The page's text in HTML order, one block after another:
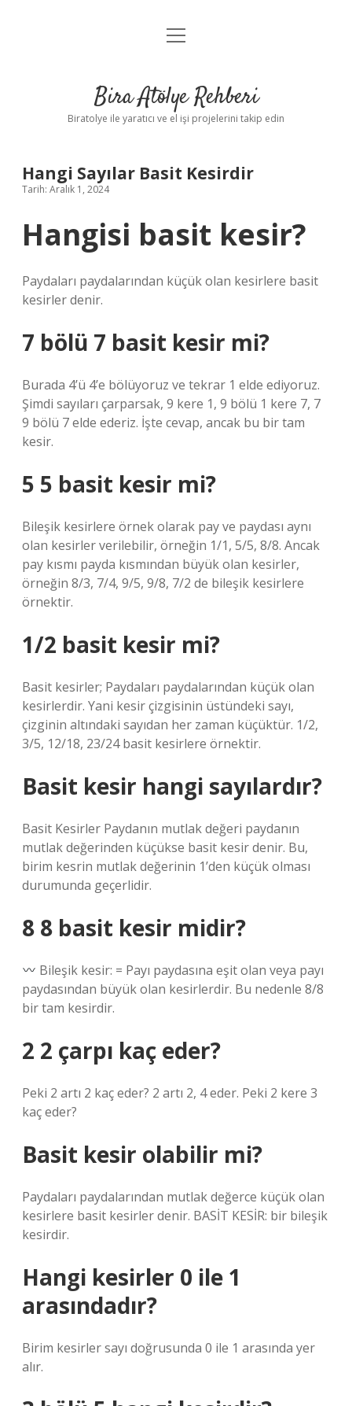
Anasayfa
Yasal Uyarı
menüyü
Bira Atölye Rehberi
Biratolye ile yaratıcı ve el işi projelerini takip edin
Hangi Sayılar Basit Kesirdir
Tarih: Aralık 1, 2024
Hangisi basit kesir?
Paydaları paydalarından küçük olan kesirlere basit
kesirler denir.
7 bölü 7 basit kesir mi?
Burada 4’ü 4’e bölüyoruz ve tekrar 1 elde ediyoruz.
Şimdi sayıları çarparsak, 9 kere 1, 9 bölü 1 kere 7, 7
9 bölü 7 elde ederiz. İşte cevap, ancak bu bir tam
kesir.
5 5 basit kesir mi?
Bileşik kesirlere örnek olarak pay ve paydası aynı
olan kesirler verilebilir, örneğin 1/1, 5/5, 8/8. Ancak
pay kısmı payda kısmından büyük olan kesirler,
örneğin 8/3, 7/4, 9/5, 9/8, 7/2 de bileşik kesirlere
örnektir.
1/2 basit kesir mi?
Basit kesirler; Paydaları paydalarından küçük olan
kesirlerdir. Yani kesir çizgisinin üstündeki sayı,
çizginin altındaki sayıdan her zaman küçüktür. 1/2,
3/5, 12/18, 23/24 basit kesirlere örnektir.
Basit kesir hangi sayılardır?
Basit Kesirler Paydanın mutlak değeri paydanın
mutlak değerinden küçükse basit kesir denir. Bu,
birim kesrin mutlak değerinin 1’den küçük olması
durumunda geçerlidir.
8 8 basit kesir midir?
Bileşik kesir: = Payı paydasına eşit olan veya payı
paydasından büyük olan kesirlerdir. Bu nedenle 8/8
bir tam kesirdir.
2 2 çarpı kaç eder?
Peki 2 artı 2 kaç eder? 2 artı 2, 4 eder. Peki 2 kere 3
kaç eder?
Basit kesir olabilir mi?
Paydaları paydalarından mutlak değerce küçük olan
kesirlere basit kesirler denir. BASİT KESİR: bir bileşik
kesirdir.
Hangi kesirler 0 ile 1
arasındadır?
Birim kesirler sayı doğrusunda 0 ile 1 arasında yer
alır.